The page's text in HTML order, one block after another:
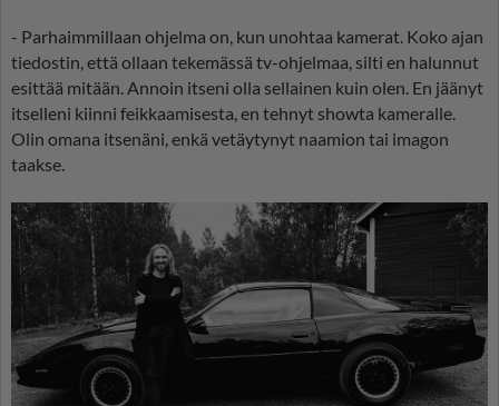
- Parhaimmillaan ohjelma on, kun unohtaa kamerat. Koko ajan
tiedostin, että ollaan tekemässä tv-ohjelmaa, silti en halunnut
esittää mitään. Annoin itseni olla sellainen kuin olen. En jäänyt
itselleni kiinni feikkaamisesta, en tehnyt showta kameralle.
Olin omana itsenäni, enkä vetäytynyt naamion tai imagon
taakse.